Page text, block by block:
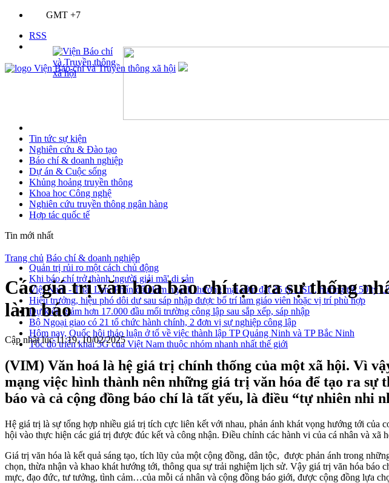
GMT +7
RSS
Tin tức sự kiện
Nghiên cứu & Đào tạo
Báo chí & doanh nghiệp
Dự án & Cuộc sống
Khủng hoảng truyền thông
Khoa học Công nghệ
Nghiên cứu truyền thông ngân hàng
Hợp tác quốc tế
Tin mới nhất
Quản trị rủi ro một cách chủ động
Khi báo chí trở thành 'người giải mã' di sản
Việt Nam - Thái Lan: Phấn đấu kim ngạch thương mại sớm đạt 25 tỷ USD, hướng tới 50 tỷ
Hiệu trưởng, hiệu phó dôi dư sau sáp nhập được bố trí làm giáo viên hoặc vị trí phù hợp
Dự kiến giảm hơn 17.000 đầu mối trường công lập sau sắp xếp, sáp nhập
Bộ Ngoại giao có 21 tổ chức hành chính, 2 đơn vị sự nghiệp công lập
Hôm nay, Quốc hội thảo luận ở tổ về việc thành lập TP Quảng Ninh và TP Bắc Ninh
Tốc độ triển khai 5G của Việt Nam thuộc nhóm nhanh nhất thế giới
Trang chủ Báo chí & doanh nghiệp
Các giá trị văn hóa báo chí tạo ra sự thống
làm báo
Cập nhật lúc 11:19, 10/02/2025
(VIM) Văn hoá là hệ giá trị chính thống của một xã hội. Vì
mạng việc hình thành nên những giá trị văn hóa để tạo ra sự
báo và cả cộng đồng báo chí là tất yếu, là điều “tự nhiên nhi
Hệ giá trị là sự tổng hợp nhiều giá trị tích cực liên kết với nhau, phản ánh khát vọng hướng tới
hội vào thực hiện các giá trị được đúc kết và công nhận. Điều chỉnh các hành vi của cá nhân và
Giá trị văn hóa là kết quả sáng tạo, tích lũy của một cộng đồng, dân tộc, được phản ánh trong
chọn, thừa nhận và khao khát hướng tới, thông qua sự trải nghiệm lịch sử. Vậy giá trị văn hóa báo
mực, đạo đức, tư tưởng, tình cảm…của mỗi cá nhân và cộng đồng báo giới, được cộng đồng lựa